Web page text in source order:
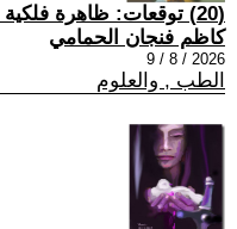
(20) توقعات: ظاهرة فلكية نادرة
كاظم فنجان الحمامي
2026 / 8 / 9
الطب , والعلوم